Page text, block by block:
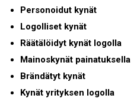
Personoidut kynät
Logolliset kynät
Räätälöidyt kynät logolla
Mainoskynät painatuksella
Brändätyt kynät
Kynät yrityksen logolla